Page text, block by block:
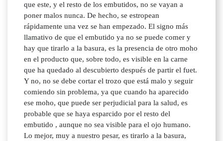
que este, y el resto de los embutidos, no se vayan a
poner malos nunca. De hecho, se estropean
rápidamente una vez se han empezado. El signo más
llamativo de que el embutido ya no se puede comer y
hay que tirarlo a la basura, es la presencia de otro moho
en el producto que, sobre todo, es visible en la carne
que ha quedado al descubierto después de partir el fuet.
Y no, no se debe cortar el trozo que está malo y seguir
comiendo sin problema, ya que cuando ha aparecido
ese moho, que puede ser perjudicial para la salud, es
probable que se haya esparcido por el resto del
embutido , aunque no sea visible para el ojo humano.
Lo mejor, muy a nuestro pesar, es tirarlo a la basura,